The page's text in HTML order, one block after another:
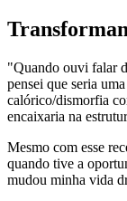
"Quando ouvi falar
pensei que seria
calórico/dismorfia
encaixaria na
Mesmo com esse
quando tive a
mudou minha vida